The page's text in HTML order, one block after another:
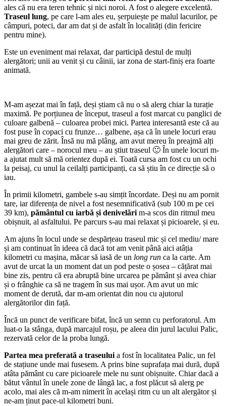
ales că nu era teren tehnic și nici noroi. A fost o alegere excelentă.
Traseul lung, pe care l-am ales eu, șerpuiește pe malul lacurilor, pe
câmpuri, poteci, dar am dat și de asfalt în localități (din fericire
pentru mine).
Este un eveniment mai relaxat, dar participă destul de mulți
alergători; unii au venit și cu câinii, iar zona de start-finiș era foarte
animată.
M-am așezat mai în față, deși știam că nu o să alerg chiar la turație
maximă. Pe porțiunea de început, traseul a fost marcat cu panglici de
culoare galbenă – culoarea probei mici. Partea interesantă este că au
fost puse în copaci cu frunze… galbene, așa că în unele locuri erau
mai greu de zărit. Însă nu mă plâng, am avut mereu în preajmă alți
alergători care – norocul meu – au știut traseul 🙂 În unele locuri m-
a ajutat mult să mă orientez după ei. Toată cursa am fost cu un ochi
la peisaj, cu unul la ceilalți participanți, ca să știu în ce direcție să o
iau.
În primii kilometri, gambele s-au simțit încordate. Deși nu am pornit
tare, iar diferența de nivel a fost nesemnificativă (sub 100 m pe cei
39 km), pământul cu iarbă și denivelări m-a scos din ritmul meu
obișnuit, al asfaltului. Pe parcurs s-au mai relaxat și picioarele, și eu.
Am ajuns în locul unde se despărțeau traseul mic și cel mediu/ mare
și am continuat în ideea că dacă tot am venit până aici atâția
kilometri cu mașina, măcar să iasă de un long run ca la carte. Am
avut de urcat la un moment dat un pod peste o șosea – cățărat mai
bine zis, pentru că era abruptă bine urcarea pe pământ și avea chiar
și o frânghie ca să ne tragem în sus mai ușor. Am avut un mic
moment de derută, dar m-am orientat din nou cu ajutorul
alergătorilor din față.
Încă un punct de verificare bifat, încă un semn cu perforatorul. Am
luat-o la stânga, după marcajul roșu, pe aleea din jurul lacului Palic,
rezervată celor de la proba lungă.
Partea mea preferată a traseului a fost în localitatea Palic, un fel
de stațiune unde mai fusesem. A prins bine suprafața mai dură, după
atâta pământ cu care picioarele mele nu sunt obișnuite. Chiar dacă a
bătut vântul în unele zone de lângă lac, a fost plăcut să alerg pe
acolo, mai ales că m-am nimerit în același ritm cu un alt alergător și
ne-am ținut pace-ul kilometri buni.